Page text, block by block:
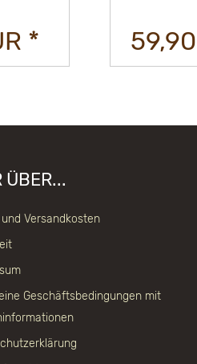
*
ÜBER...
Versandkosten
Geschäftsbedingungen mit